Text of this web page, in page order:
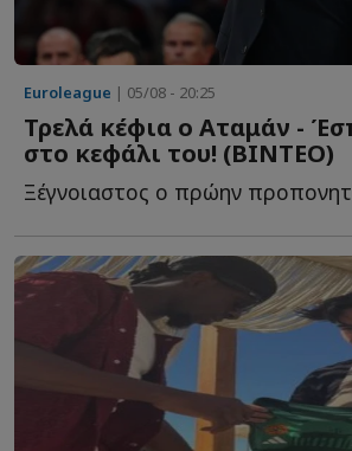
Euroleague | 05/08 - 20:25
Τρελά κέφια ο Αταμάν -
στο κεφάλι του! (ΒΙΝΤΕΟ)